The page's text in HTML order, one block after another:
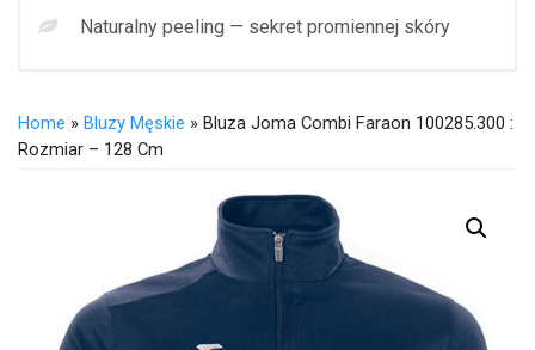
Naturalny peeling — sekret promiennej skóry
Home » Bluzy Męskie » Bluza Joma Combi Faraon 100285.300 :
Rozmiar – 128 Cm